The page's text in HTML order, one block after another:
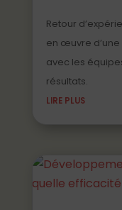
Retour
en œuvre
avec les
résultats.
LIRE PLUS